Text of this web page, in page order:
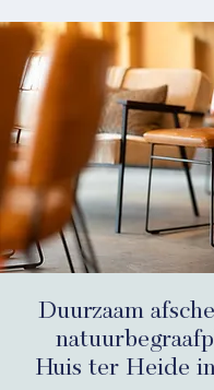
Duurzaam
Huis ter Heide